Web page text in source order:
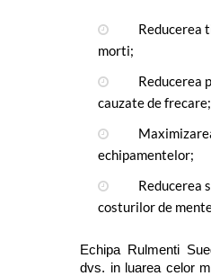
Reducerea
morti;
Reducerea
cauzate de frecare;
echipamentelor;
Reducerea
costurilor de
Echipa Rulmenti
dvs. in luarea celor